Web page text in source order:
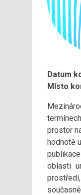
Datum
Místo
prostor
hodnotě
oblasti